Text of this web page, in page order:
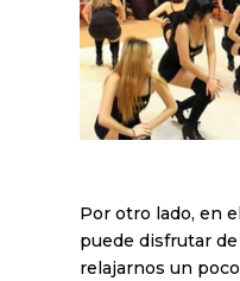
Por otro lado, en
puede disfrutar de
relajarnos un